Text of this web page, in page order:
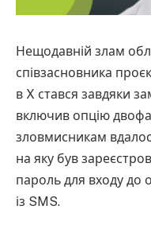
Нещодавній злам
співзасновника
в X стався завдяки
включив опцію
зловмисникам
на яку був
пароль для входу до
із SMS.